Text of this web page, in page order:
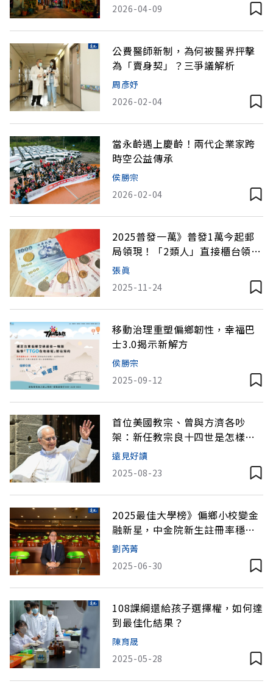
2026-04-09
公費醫師新制，為何被醫界抨擊
為「賣身契」？三爭議解析
周彥妤
2026-02-04
當永齡遇上慶齡！兩代企業家跨
時空公益傳承
侯勝宗
2026-02-04
2025普發一萬》普發1萬今起郵
局領現！「2類人」直接櫃台領
錢，2萬放大術攻略
張眞
2025-11-24
移動治理重塑偏鄉韌性，幸福巴
士3.0揭示新解方
侯勝宗
2025-09-12
首位美國教宗、曾與方濟各吵
架：新任教宗良十四世是怎樣的
人？
遠見好讀
2025-08-23
2025最佳大學榜》偏鄉小校變金
融新星，中金院新生註冊率穩定
超過九成
劉芮菁
2025-06-30
108課綱還給孩子選擇權，如何達
到最佳化結果？
陳育晟
2025-05-28